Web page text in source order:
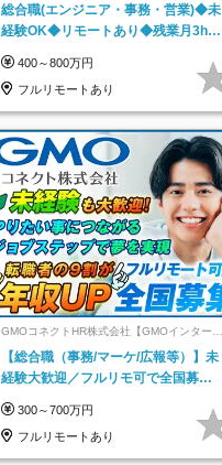
総合職(エンジニア・事務・営業)◆未
経験OK◆リモートあり◆残業月3h◆
400～800万円
フルリモートあり
GMOコネクトHR株式会社【GMOインターネ
ットグループ】
【総合職（事務/マーケ/広報等）】未
経験大歓迎／フルリモ可で全国募
★
300～700万円
フルリモートあり